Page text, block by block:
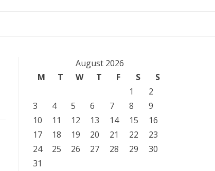
August 2026
M
T W T F S
S
1
2
3
4 5 6 7 8
9
10
11 12 13 14 15
16
17
18 19 20 21 22
23
24
25 26 27 28 29
30
31